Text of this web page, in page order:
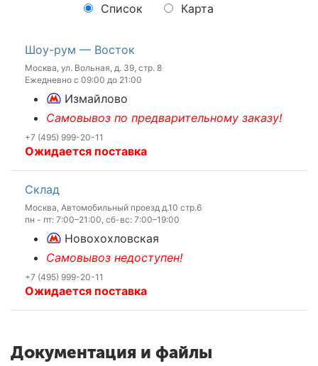
Список Карта
Шоу-рум — Восток
Москва, ул. Вольная, д. 39, стр. 8
Ежедневно с 09:00 до 21:00
Измайлово
Самовывоз по предварительному заказу!
+7 (495) 999-20-11
Ожидается поставка
Склад
Москва, Автомобильный проезд д.10 стр.6
пн - пт: 7:00–21:00, сб-вс: 7:00–19:00
Новохохловская
Самовывоз недоступен!
+7 (495) 999-20-11
Ожидается поставка
Документация и файлы